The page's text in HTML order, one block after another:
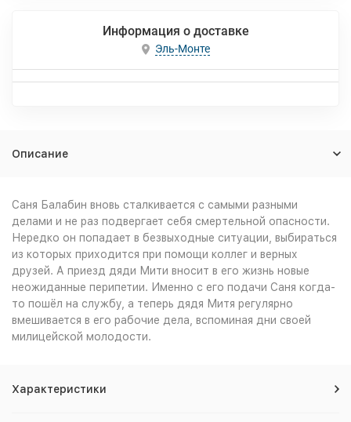
Информация о доставке
Эль-Монте
Описание
Саня Балабин вновь сталкивается с самыми разными
делами и не раз подвергает себя смертельной опасности.
Нередко он попадает в безвыходные ситуации, выбираться
из которых приходится при помощи коллег и верных
друзей. А приезд дяди Мити вносит в его жизнь новые
неожиданные перипетии. Именно с его подачи Саня когда-
то пошёл на службу, а теперь дядя Митя регулярно
вмешивается в его рабочие дела, вспоминая дни своей
милицейской молодости.
Характеристики